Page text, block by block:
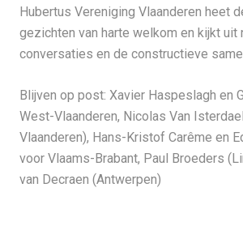
Hubertus Vereniging Vlaanderen heet
gezichten van harte welkom en kijkt uit
conversaties en de constructieve
Blijven op post: Xavier Haspeslagh en
West-Vlaanderen, Nicolas Van
Vlaanderen), Hans-Kristof Carême en
voor Vlaams-Brabant, Paul Broeders
van Decraen (Antwerpen)